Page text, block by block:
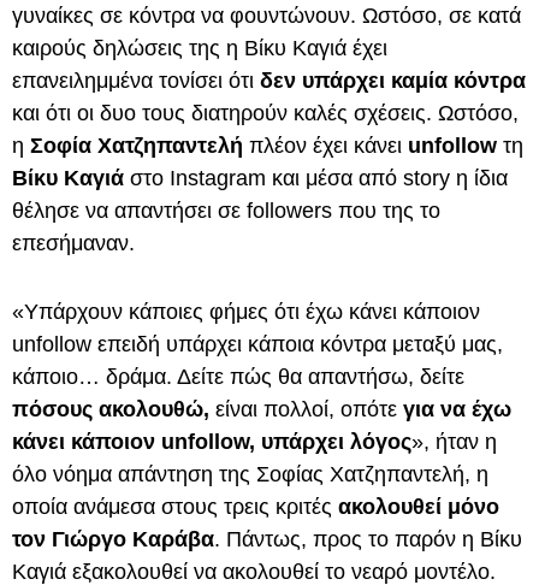
γυναίκες σε κόντρα να φουντώνουν. Ωστόσο, σε κατά
καιρούς δηλώσεις της η Βίκυ Καγιά έχει
επανειλημμένα τονίσει ότι δεν υπάρχει καμία κόντρα
και ότι οι δυο τους διατηρούν καλές σχέσεις. Ωστόσο,
η Σοφία Χατζηπαντελή πλέον έχει κάνει unfollow τη
Βίκυ Καγιά στο Instagram και μέσα από story η ίδια
θέλησε να απαντήσει σε followers που της το
επεσήμαναν.
«Υπάρχουν κάποιες φήμες ότι έχω κάνει κάποιον
unfollow επειδή υπάρχει κάποια κόντρα μεταξύ μας,
κάποιο… δράμα. Δείτε πώς θα απαντήσω, δείτε
πόσους ακολουθώ, είναι πολλοί, οπότε για να έχω
κάνει κάποιον unfollow, υπάρχει λόγος», ήταν η
όλο νόημα απάντηση της Σοφίας Χατζηπαντελή, η
οποία ανάμεσα στους τρεις κριτές ακολουθεί μόνο
τον Γιώργο Καράβα. Πάντως, προς το παρόν η Βίκυ
Καγιά εξακολουθεί να ακολουθεί το νεαρό μοντέλο.